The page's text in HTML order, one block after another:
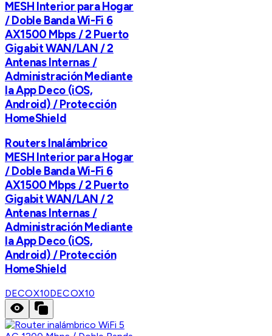
MESH Interior para Hogar
/ Doble Banda Wi-Fi 6
AX1500 Mbps / 2 Puerto
Gigabit WAN/LAN / 2
Antenas Internas /
Administración Mediante
la App Deco (iOS,
Android) / Protección
HomeShield
Routers Inalámbrico
MESH Interior para Hogar
/ Doble Banda Wi-Fi 6
AX1500 Mbps / 2 Puerto
Gigabit WAN/LAN / 2
Antenas Internas /
Administración Mediante
la App Deco (iOS,
Android) / Protección
HomeShield
DECOX10DECOX10